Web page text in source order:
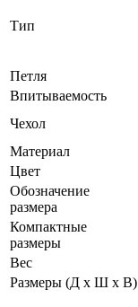
Тип
Петля
Впитываемость
Чехол
Материал
Цвет
Обозначение
размера
Компактные
размеры
Вес
Размеры (Д х Ш х В)